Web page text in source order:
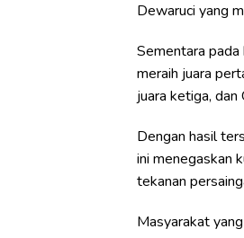
Dewaruci yang
Sementara
meraih juara
juara ketiga,
Dengan hasil
ini menegaskan
tekanan
Masyarakat